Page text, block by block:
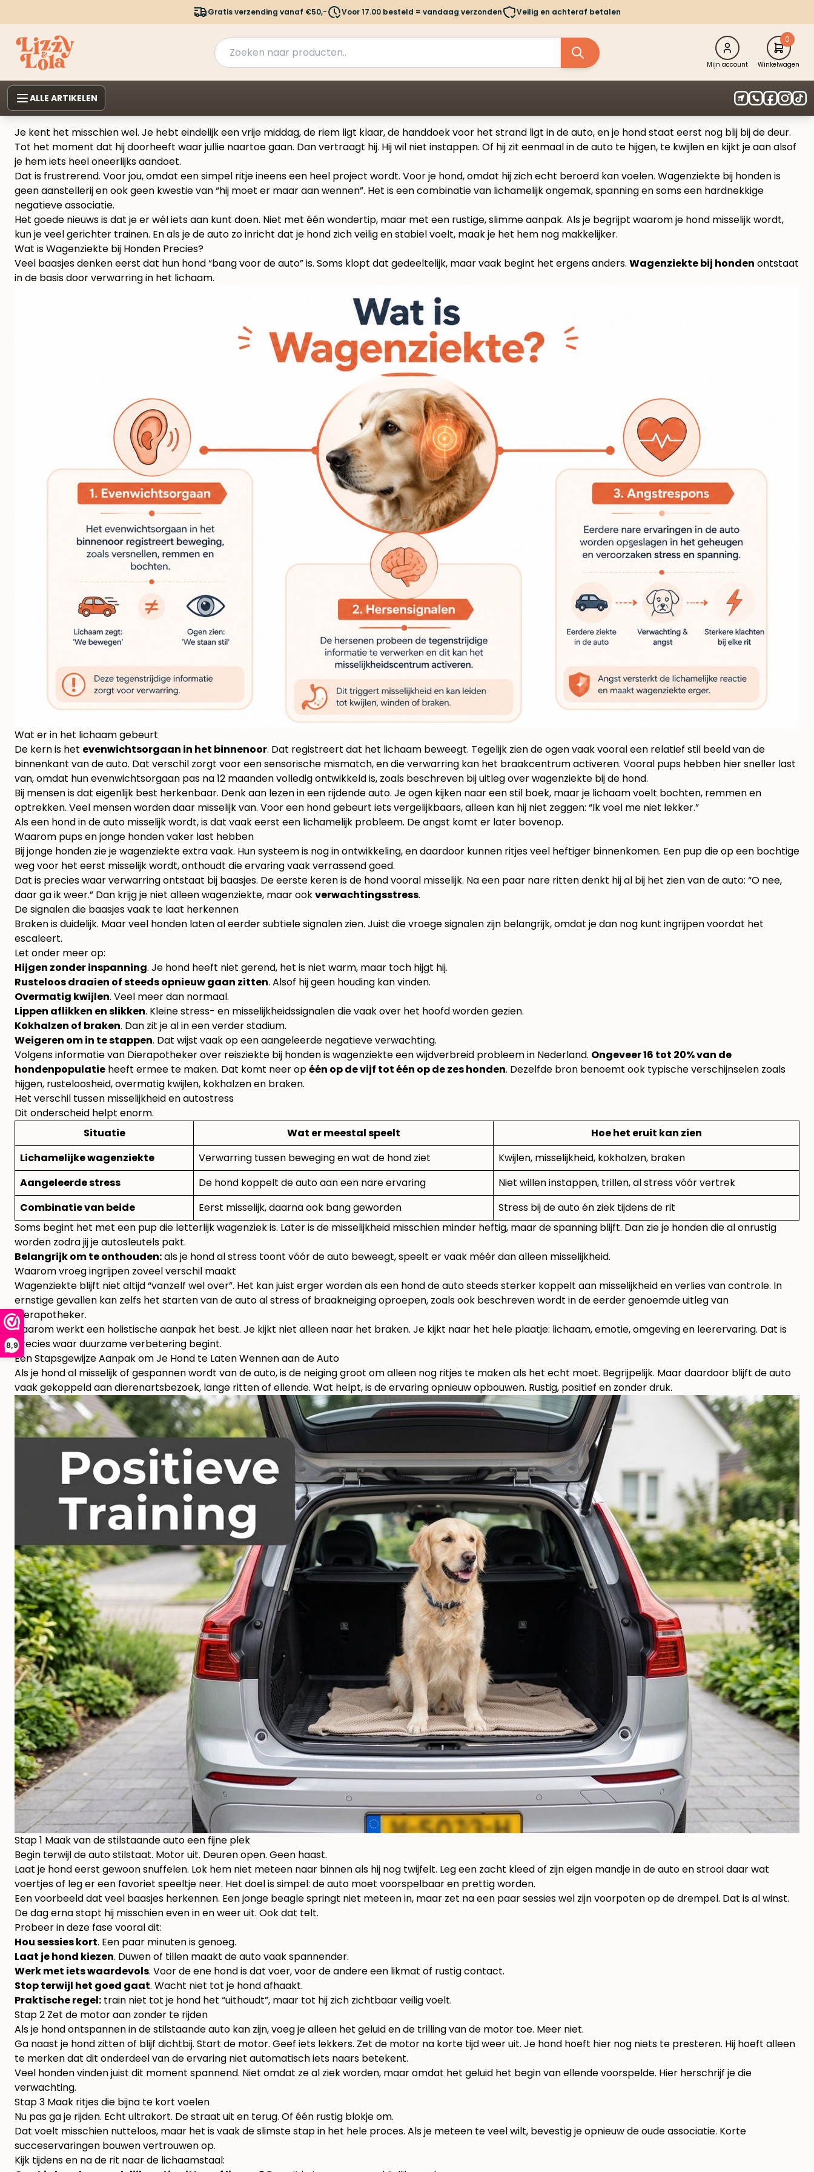
8,9
Gratis verzending vanaf €50,- Voor 17.00 besteld = vandaag verzonden Veilig en achteraf betalen
Mijn account
0
Winkelwagen
ALLE ARTIKELEN
Je kent het misschien wel. Je hebt eindelijk een vrije middag, de riem ligt klaar, de handdoek voor het strand ligt in de auto, en je hond staat eerst nog blij bij de deur.
Tot het moment dat hij doorheeft waar jullie naartoe gaan. Dan vertraagt hij. Hij wil niet instappen. Of hij zit eenmaal in de auto te hijgen, te kwijlen en kijkt je aan alsof
je hem iets heel oneerlijks aandoet.
Dat is frustrerend. Voor jou, omdat een simpel ritje ineens een heel project wordt. Voor je hond, omdat hij zich echt beroerd kan voelen. Wagenziekte bij honden is
geen aanstellerij en ook geen kwestie van “hij moet er maar aan wennen”. Het is een combinatie van lichamelijk ongemak, spanning en soms een hardnekkige
negatieve associatie.
Het goede nieuws is dat je er wél iets aan kunt doen. Niet met één wondertip, maar met een rustige, slimme aanpak. Als je begrijpt waarom je hond misselijk wordt,
kun je veel gerichter trainen. En als je de auto zo inricht dat je hond zich veilig en stabiel voelt, maak je het hem nog makkelijker.
Wat is Wagenziekte bij Honden Precies?
Veel baasjes denken eerst dat hun hond “bang voor de auto” is. Soms klopt dat gedeeltelijk, maar vaak begint het ergens anders. Wagenziekte bij honden ontstaat
in de basis door verwarring in het lichaam.
Wat er in het lichaam gebeurt
De kern is het evenwichtsorgaan in het binnenoor. Dat registreert dat het lichaam beweegt. Tegelijk zien de ogen vaak vooral een relatief stil beeld van de
binnenkant van de auto. Dat verschil zorgt voor een sensorische mismatch, en die verwarring kan het braakcentrum activeren. Vooral pups hebben hier sneller last
van, omdat hun evenwichtsorgaan pas na 12 maanden volledig ontwikkeld is, zoals beschreven bijuitleg over wagenziekte bij de hond.
Bij mensen is dat eigenlijk best herkenbaar. Denk aan lezen in een rijdende auto. Je ogen kijken naar een stil boek, maar je lichaam voelt bochten, remmen en
optrekken. Veel mensen worden daar misselijk van. Voor een hond gebeurt iets vergelijkbaars, alleen kan hij niet zeggen: “Ik voel me niet lekker.”
Als een hond in de auto misselijk wordt, is dat vaak eerst een lichamelijk probleem. De angst komt er later bovenop.
Waarom pups en jonge honden vaker last hebben
Bij jonge honden zie je wagenziekte extra vaak. Hun systeem is nog in ontwikkeling, en daardoor kunnen ritjes veel heftiger binnenkomen. Een pup die op een bochtige
weg voor het eerst misselijk wordt, onthoudt die ervaring vaak verrassend goed.
Dat is precies waar verwarring ontstaat bij baasjes. De eerste keren is de hond vooral misselijk. Na een paar nare ritten denkt hij al bij het zien van de auto: “O nee,
daar ga ik weer.” Dan krijg je niet alleen wagenziekte, maar ookverwachtingsstress.
De signalen die baasjes vaak te laat herkennen
Braken is duidelijk. Maar veel honden laten al eerder subtiele signalen zien. Juist die vroege signalen zijn belangrijk, omdat je dan nog kunt ingrijpen voordat het
escaleert.
Let onder meer op:
Hijgen zonder inspanning. Je hond heeft niet gerend, het is niet warm, maar toch hijgt hij.
Rusteloos draaien of steeds opnieuw gaan zitten. Alsof hij geen houding kan vinden.
Overmatig kwijlen. Veel meer dan normaal.
Lippen aflikken en slikken. Kleine stress- en misselijkheidssignalen die vaak over het hoofd worden gezien.
Kokhalzen of braken. Dan zit je al in een verder stadium.
Weigeren om in te stappen. Dat wijst vaak op een aangeleerde negatieve verwachting.
Volgens informatie van Dierapotheker over reisziekte bij hondenis wagenziekte een wijdverbreid probleem in Nederland. Ongeveer 16 tot 20% van de
hondenpopulatie heeft ermee te maken. Dat komt neer opéén op de vijf tot één op de zes honden. Dezelfde bron benoemt ook typische verschijnselen zoals
hijgen, rusteloosheid, overmatig kwijlen, kokhalzen en braken.
Het verschil tussen misselijkheid en autostress
Dit onderscheid helpt enorm.
Situatie
Wat er meestal speelt
Hoe het eruit kan zien
Lichamelijke wagenziekte
Verwarring tussen beweging en wat de hond ziet
Kwijlen, misselijkheid, kokhalzen, braken
Aangeleerde stress
De hond koppelt de auto aan een nare ervaring
Niet willen instappen, trillen, al stress vóór vertrek
Combinatie van beide
Eerst misselijk, daarna ook bang geworden
Stress bij de auto én ziek tijdens de rit
Soms begint het met een pup die letterlijk wagenziek is. Later is de misselijkheid misschien minder heftig, maar de spanning blijft. Dan zie je honden die al onrustig
worden zodra jij je autosleutels pakt.
Belangrijk om te onthouden:als je hond al stress toont vóór de auto beweegt, speelt er vaak méér dan alleen misselijkheid.
Waarom vroeg ingrijpen zoveel verschil maakt
Wagenziekte blijft niet altijd “vanzelf wel over”. Het kan juist erger worden als een hond de auto steeds sterker koppelt aan misselijkheid en verlies van controle. In
ernstige gevallen kan zelfs het starten van de auto al stress of braakneiging oproepen, zoals ook beschreven wordt in de eerder genoemde uitleg van
Dierapotheker.
Daarom werkt een holistische aanpak het best. Je kijkt niet alleen naar het braken. Je kijkt naar het hele plaatje: lichaam, emotie, omgeving en leerervaring. Dat is
precies waar duurzame verbetering begint.
Een Stapsgewijze Aanpak om Je Hond te Laten Wennen aan de Auto
Als je hond al misselijk of gespannen wordt van de auto, is de neiging groot om alleen nog ritjes te maken als het echt moet. Begrijpelijk. Maar daardoor blijft de auto
vaak gekoppeld aan dierenartsbezoek, lange ritten of ellende. Wat helpt, is de ervaring opnieuw opbouwen. Rustig, positief en zonder druk.
Stap 1 Maak van de stilstaande auto een fijne plek
Begin terwijl de auto stilstaat. Motor uit. Deuren open. Geen haast.
Laat je hond eerst gewoon snuffelen. Lok hem niet meteen naar binnen als hij nog twijfelt. Leg een zacht kleed of zijn eigen mandje in de auto en strooi daar wat
voertjes of leg er een favoriet speeltje neer. Het doel is simpel: de auto moet voorspelbaar en prettig worden.
Een voorbeeld dat veel baasjes herkennen. Een jonge beagle springt niet meteen in, maar zet na een paar sessies wel zijn voorpoten op de drempel. Dat is al winst.
De dag erna stapt hij misschien even in en weer uit. Ook dat telt.
Probeer in deze fase vooral dit:
Hou sessies kort. Een paar minuten is genoeg.
Laat je hond kiezen. Duwen of tillen maakt de auto vaak spannender.
Werk met iets waardevols. Voor de ene hond is dat voer, voor de andere een likmat of rustig contact.
Stop terwijl het goed gaat. Wacht niet tot je hond afhaakt.
Praktische regel: train niet tot je hond het “uithoudt”, maar tot hij zich zichtbaar veilig voelt.
Stap 2 Zet de motor aan zonder te rijden
Als je hond ontspannen in de stilstaande auto kan zijn, voeg je alleen het geluid en de trilling van de motor toe. Meer niet.
Ga naast je hond zitten of blijf dichtbij. Start de motor. Geef iets lekkers. Zet de motor na korte tijd weer uit. Je hond hoeft hier nog niets te presteren. Hij hoeft alleen
te merken dat dit onderdeel van de ervaring niet automatisch iets naars betekent.
Veel honden vinden juist dit moment spannend. Niet omdat ze al ziek worden, maar omdat het geluid het begin van ellende voorspelde. Hier herschrijf je die
verwachting.
Stap 3 Maak ritjes die bijna te kort voelen
Nu pas ga je rijden. Echt ultrakort. De straat uit en terug. Of één rustig blokje om.
Dat voelt misschien nutteloos, maar het is vaak de slimste stap in het hele proces. Als je meteen te veel wilt, bevestig je opnieuw de oude associatie. Korte
succeservaringen bouwen vertrouwen op.
Kijk tijdens en na de rit naar de lichaamstaal: